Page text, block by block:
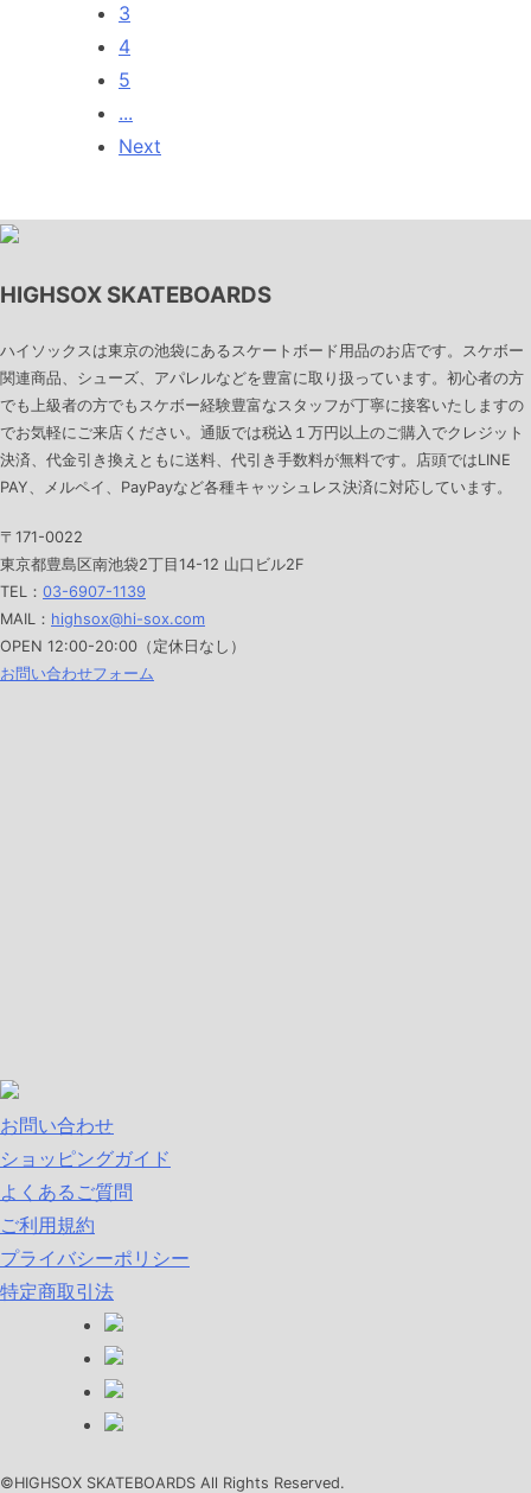
3
4
5
...
Next
HIGHSOX SKATEBOARDS
ハイソックスは東京の池袋にあるスケートボード用品のお店です。スケボー
関連商品、シューズ、アパレルなどを豊富に取り扱っています。初心者の方
でも上級者の方でもスケボー経験豊富なスタッフが丁寧に接客いたしますの
でお気軽にご来店ください。通販では税込１万円以上のご購入でクレジット
決済、代金引き換えともに送料、代引き手数料が無料です。店頭ではLINE
PAY、メルペイ、PayPayなど各種キャッシュレス決済に対応しています。
〒171-0022
東京都豊島区南池袋2丁目14-12 山口ビル2F
TEL： 03-6907-1139
MAIL： highsox@hi-sox.com
OPEN 12:00-20:00（定休日なし）
お問い合わせフォーム
お問い合わせ
ショッピングガイド
よくあるご質問
ご利用規約
プライバシーポリシー
特定商取引法
©HIGHSOX SKATEBOARDS All Rights Reserved.